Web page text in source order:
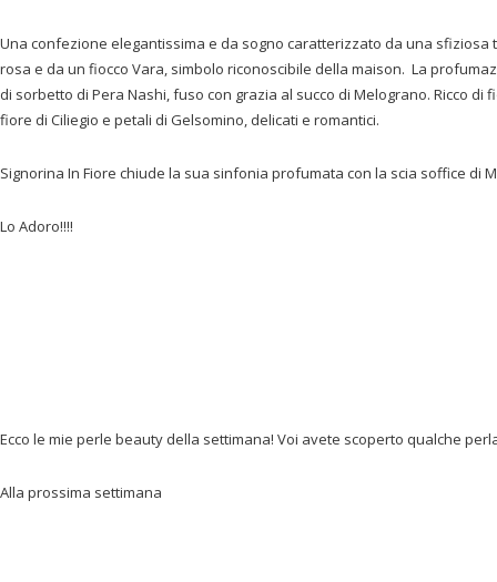
Una confezione elegantissima e da sogno caratterizzato da una
rosa e da un fiocco Vara, simbolo riconoscibile della maison. La
di sorbetto di Pera Nashi, fuso con grazia al succo di Melograno. Ricco
fiore di Ciliegio e petali di Gelsomino, delicati e romantici.
Signorina In Fiore chiude la sua sinfonia profumata con la scia soffice di
Lo Adoro!!!!
Ecco le mie perle beauty della settimana! Voi avete scoperto qualche
Alla prossima settimana